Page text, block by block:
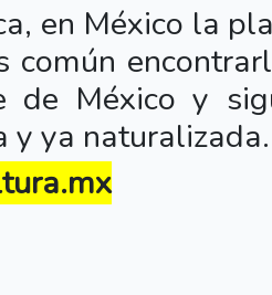
en México la
común
de México y
y ya